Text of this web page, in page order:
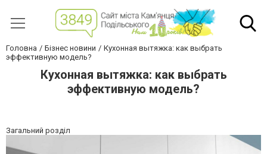
Головна Бізнес новини
Кухонная вытяжка: как выбрать
эффективную модель?
Кухонная вытяжка: как выбрать
эффективную модель?
Загальний розділ